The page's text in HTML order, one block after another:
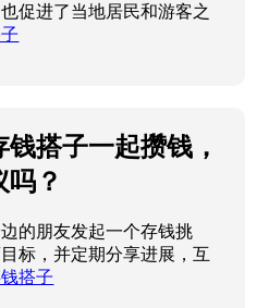
促进了当地居民和游客之
搭子一起攒钱，
？
的朋友发起一个存钱挑
标，并定期分享进展，互
搭子